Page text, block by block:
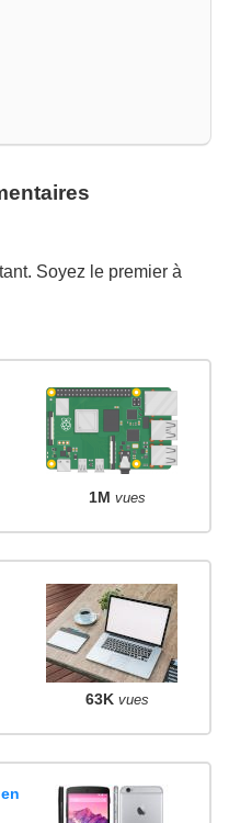
Soyez le premier à
1M vues
63K vues